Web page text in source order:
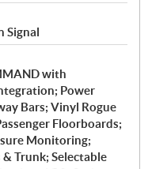
Signal
with
Power
Bars; Vinyl Rogue
Floorboards;
Monitoring;
Trunk; Selectable